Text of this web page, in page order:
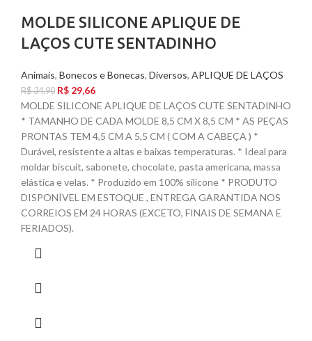
MOLDE SILICONE APLIQUE DE
LAÇOS CUTE SENTADINHO
Animais, Bonecos e Bonecas, Diversos, APLIQUE DE LAÇOS
R$34,90 R$ 29,66
MOLDE SILICONE APLIQUE DE LAÇOS CUTE SENTADINHO
* TAMANHO DE CADA MOLDE 8,5 CM X 8,5 CM * AS PEÇAS
PRONTAS TEM 4,5 CM A 5,5 CM ( COM A CABEÇA ) *
Durável, resistente a altas e baixas temperaturas. * Ideal para
moldar biscuit, sabonete, chocolate, pasta americana, massa
elástica e velas. * Produzido em 100% silicone * PRODUTO
DISPONÍVEL EM ESTOQUE , ENTREGA GARANTIDA NOS
CORREIOS EM 24 HORAS (EXCETO, FINAIS DE SEMANA E
FERIADOS).